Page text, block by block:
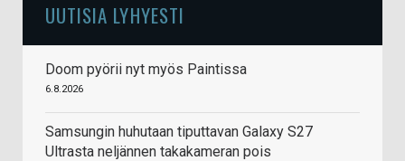
UUTISIA LYHYESTI
Doom pyörii nyt myös Paintissa
6.8.2026
Samsungin huhutaan tiputtavan Galaxy S27
Ultrasta neljännen takakameran pois